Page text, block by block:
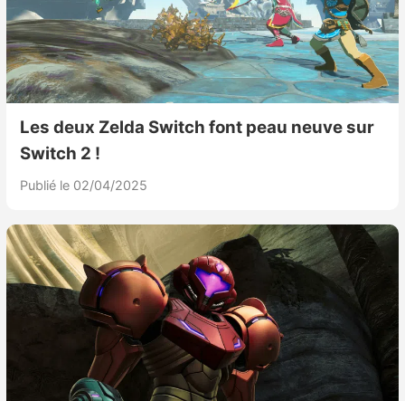
Les deux Zelda Switch font peau neuve sur
Switch 2 !
Publié le 02/04/2025